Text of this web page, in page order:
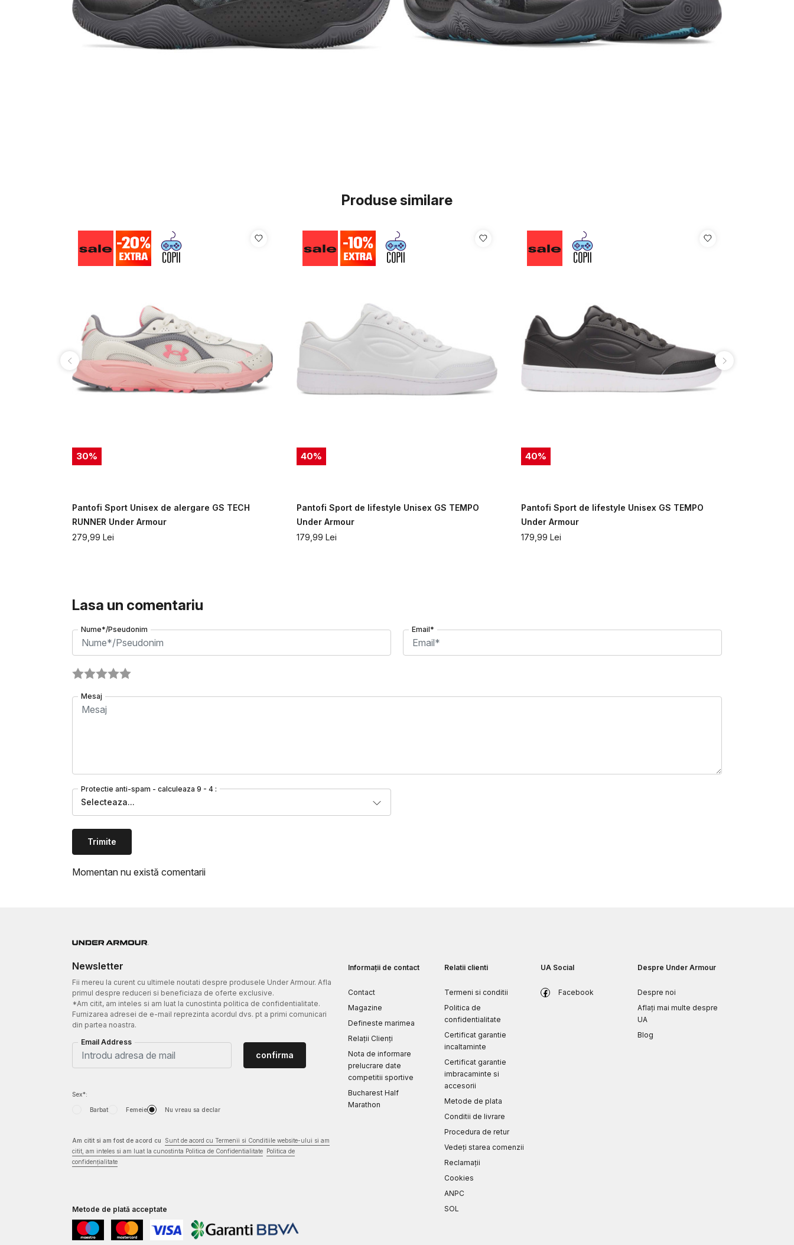
Produse similare
30%
Pantofi Sport Unisex de alergare GS TECH
RUNNER Under Armour
279,99 Lei
40%
Pantofi Sport de lifestyle Unisex GS TEMPO
Under Armour
179,99 Lei
40%
Pantofi Sport de lifestyle Unisex GS TEMPO
Under Armour
179,99 Lei
Lasa un comentariu
Nume*/Pseudonim Email*
Mesaj
Protectie anti-spam - calculeaza 9 - 4 :
Selecteaza...
Trimite
Momentan nu există comentarii
Newsletter
Fii mereu la curent cu ultimele noutati despre produsele Under Armour. Afla
primul despre reduceri si beneficiaza de oferte exclusive.
*Am citit, am inteles si am luat la cunostinta politica de confidentialitate.
Furnizarea adresei de e-mail reprezinta acordul dvs. pt a primi comunicari
din partea noastra.
Email Address
Sex*:
Barbat Femeie Nu vreau sa declar
confirma
Am citit si am fost de acord cu
Sunt de acord cu Termenii si Conditiile website-ului si am
citit, am inteles si am luat la cunostinta Politica de Confidentialitate
Politica de
confidențialitate
Metode de plată acceptate
Informații de contact
Contact
Magazine
Defineste marimea
Relații Clienți
Nota de informare
prelucrare date
competitii sportive
Bucharest Half
Marathon
Relatii clienti
Termeni si conditii
Politica de
confidentialitate
Certificat garantie
incaltaminte
Certificat garantie
imbracaminte si
accesorii
Metode de plata
Conditii de livrare
Procedura de retur
Vedeți starea comenzii
Reclamaţii
Cookies
ANPC
SOL
UA Social
Facebook
Despre Under Armour
Despre noi
Aflați mai multe despre
UA
Blog